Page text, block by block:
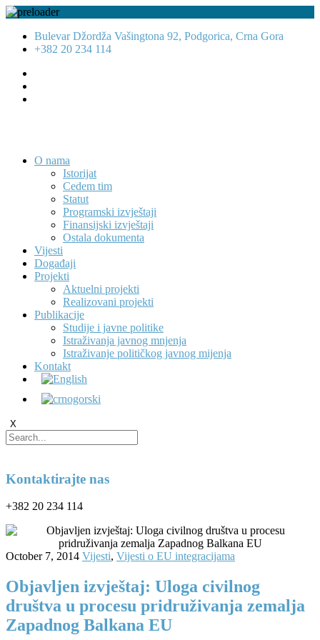
Bulevar Džordža Vašingtona 92, Podgorica, Crna Gora
+382 20 234 114
O nama
Istorijat
Cedem tim
Statut
Programski izvještaji
Finansijski izvještaji
Ostala dokumenta
Vijesti
Događaji
Projekti
Aktuelni projekti
Realizovani projekti
Publikacije
Studije i javne politike
Istraživanja javnog mnjenja
Istraživanje političkog javnog mijenja
Kontakt
X
Kontaktirajte nas
+382 20 234 114
October 7, 2014 Vijesti, Vijesti o EU integracijama
Objavljen izvještaj: Uloga civilnog
društva u procesu pridruživanja zemalja
Zapadnog Balkana EU